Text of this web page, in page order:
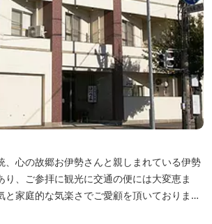
、心の故郷お伊勢さんと親しまれている伊勢
り、ご参拝に観光に交通の便には大変恵ま
と家庭的な気楽さでご愛顧を頂いておりま